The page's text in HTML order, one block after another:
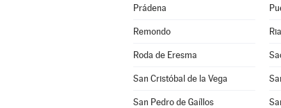
Prádena
Remondo
Roda de Eresma
San Cristóbal de la Vega
San Pedro de Gaíllos